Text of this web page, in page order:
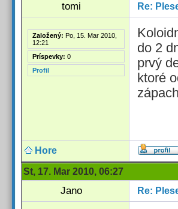
tomi Re:
Založený: Po, 15. Mar 2010,
12:21
Príspevky: 0
Profil
do 2
prvý
ktoré
Hore
St, 17. Mar 2010, 06:27
Jano Re: